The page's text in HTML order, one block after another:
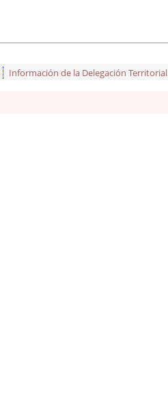
Información de la Delegación Territorial